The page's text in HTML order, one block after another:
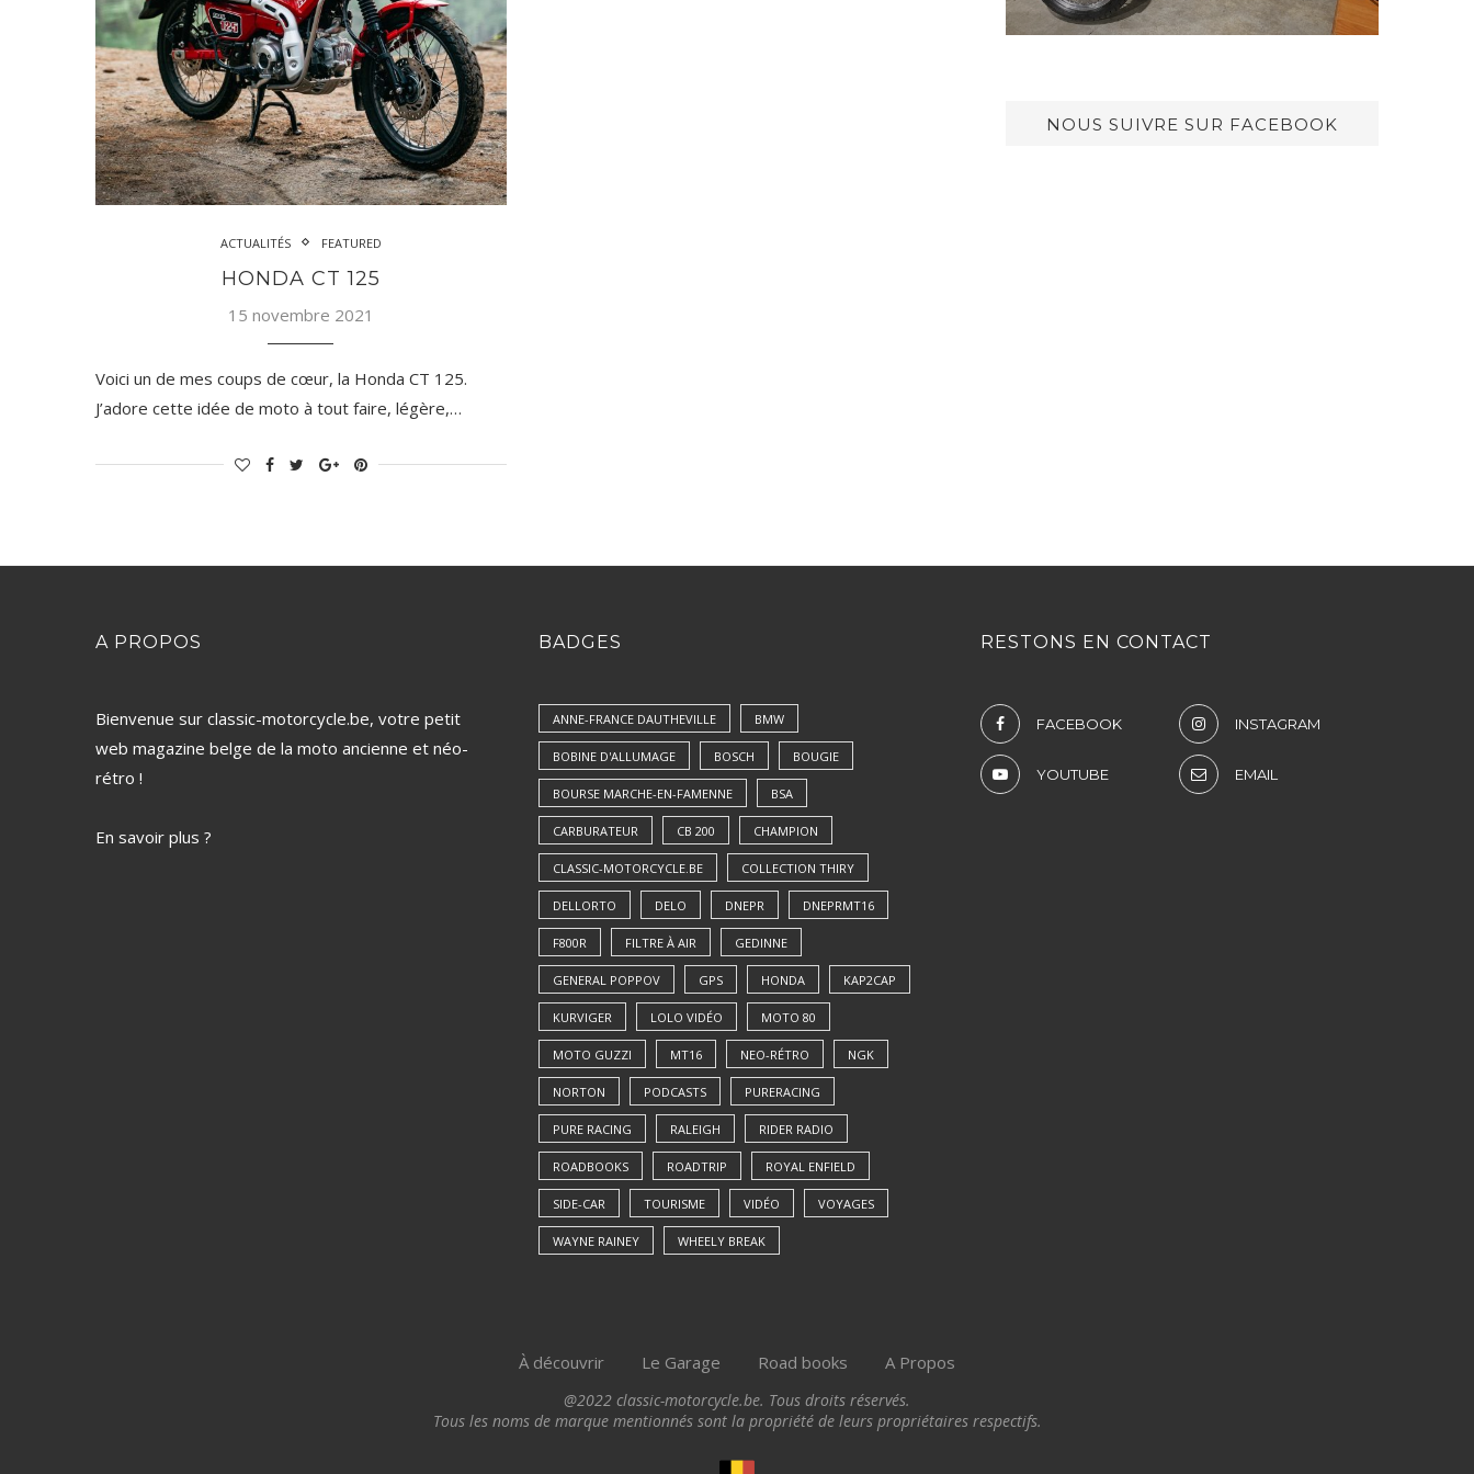
ACTUALITÉS FEATURED
HONDA CT 125
15 novembre 2021
Voici un de mes coups de cœur, la Honda CT 125.
J’adore cette idée de moto à tout faire, légère,…
NOUS SUIVRE SUR FACEBOOK
A PROPOS
Bienvenue sur classic-motorcycle.be, votre petit
web magazine belge de la moto ancienne et néo-
rétro !
En savoir plus ?
BADGES
ANNE-FRANCE DAUTHEVILLE BMW
BOBINE D'ALLUMAGE BOSCH BOUGIE
BOURSE MARCHE-EN-FAMENNE BSA
CARBURATEUR CB 200 CHAMPION
CLASSIC-MOTORCYCLE.BE COLLECTION THIRY
DELLORTO DELO DNEPR DNEPRMT16
F800R FILTRE À AIR GEDINNE
GENERAL POPPOV GPS HONDA KAP2CAP
KURVIGER LOLO VIDÉO MOTO 80
MOTO GUZZI MT16 NEO-RÉTRO NGK
NORTON PODCASTS PURERACING
PURE RACING RALEIGH RIDER RADIO
ROADBOOKS ROADTRIP ROYAL ENFIELD
SIDE-CAR TOURISME VIDÉO VOYAGES
WAYNE RAINEY WHEELY BREAK
RESTONS EN CONTACT
FACEBOOK INSTAGRAM
YOUTUBE EMAIL
À découvrir Le Garage Road books A Propos
@2022 classic-motorcycle.be. Tous droits réservés.
Tous les noms de marque mentionnés sont la propriété de leurs propriétaires respectifs.